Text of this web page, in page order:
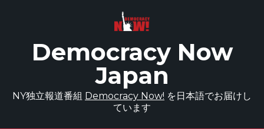
Democracy Now
Japan
NY独立報道番組 Democracy Now! を日本語でお届けし
ています